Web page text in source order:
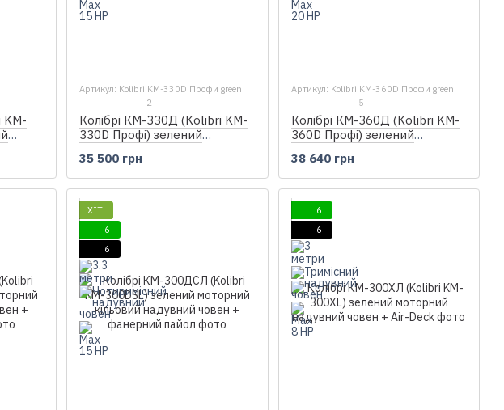
KM-
Артикул: Kolibri KM-330D Профи green
2
Колібрі КМ-330Д (Kolibri KM-
330D Профі) зелений
човен + фанерний пайол
35 500 грн
Артикул: Kolibri KM-360D Профи green
5
Колібрі КМ-360Д (Kolibri KM-
360D Профі) зелений
човен + фанерний пайол
38 640 грн
ХІТ
6
6
6
6